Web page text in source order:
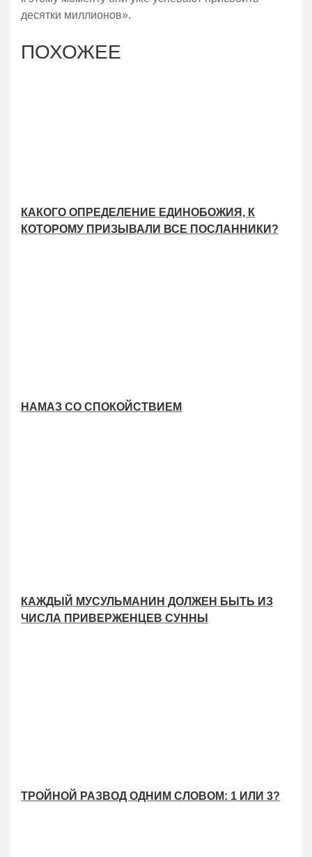
десятки миллионов».
ПОХОЖЕЕ
КАКОГО ОПРЕДЕЛЕНИЕ ЕДИНОБОЖИЯ, К
КОТОРОМУ ПРИЗЫВАЛИ ВСЕ ПОСЛАННИКИ?
НАМАЗ СО СПОКОЙСТВИЕМ
КАЖДЫЙ МУСУЛЬМАНИН ДОЛЖЕН БЫТЬ ИЗ
ЧИСЛА ПРИВЕРЖЕНЦЕВ СУННЫ
ТРОЙНОЙ РАЗВОД ОДНИМ СЛОВОМ: 1 ИЛИ 3?